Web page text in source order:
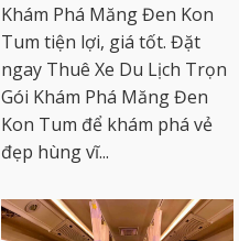
Khám Phá Măng Đen Kon
Tum tiện lợi, giá tốt. Đặt
ngay Thuê Xe Du Lịch Trọn
Gói Khám Phá Măng Đen
Kon Tum để khám phá vẻ
đẹp hùng vĩ...